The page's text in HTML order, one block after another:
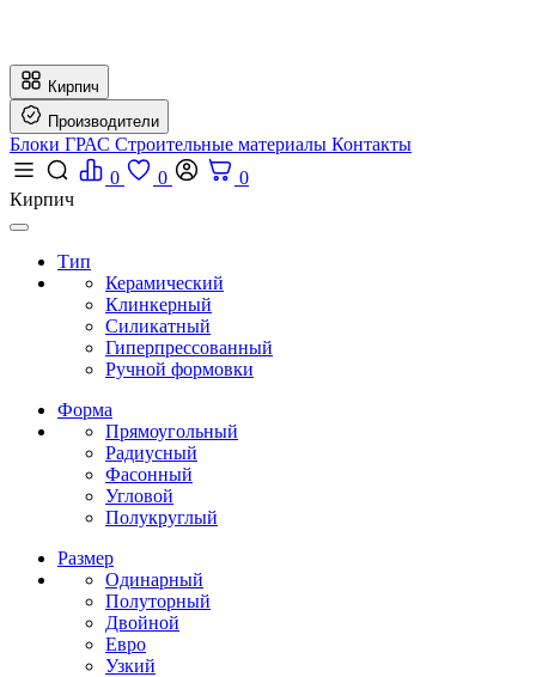
Кирпич
Производители
Блоки ГРАС Строительные материалы Контакты
0
0
0
Кирпич
Тип
Керамический
Клинкерный
Силикатный
Гиперпрессованный
Ручной формовки
Форма
Прямоугольный
Радиусный
Фасонный
Угловой
Полукруглый
Размер
Одинарный
Полуторный
Двойной
Евро
Узкий